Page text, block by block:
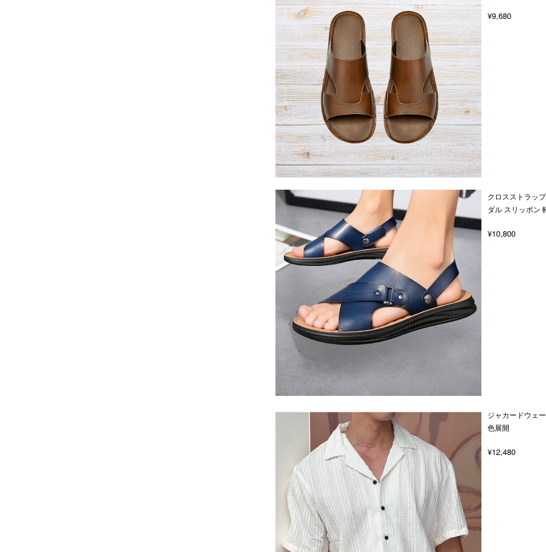
¥9,680
クロスストラッ
ダル スリッポン
¥10,800
ジャカードウェ
色展開
¥12,480